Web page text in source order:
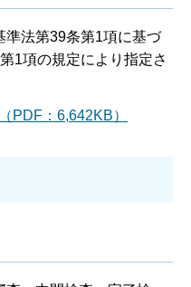
準法第39条第1項に基づ
1項の規定により指定さ
PDF：6,642KB）